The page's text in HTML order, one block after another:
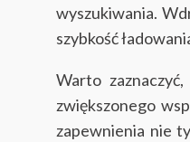
wyszukiwania.
szybkość
Warto
zwiększonego
zapewnienia nie